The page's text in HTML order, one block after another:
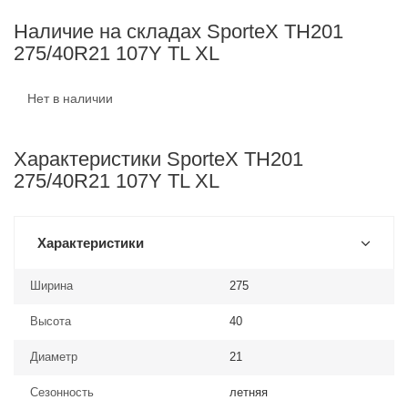
Наличие на складах SporteX TH201
275/40R21 107Y TL XL
Нет в наличии
Характеристики SporteX TH201
275/40R21 107Y TL XL
Характеристики
Ширина 275
Высота 40
Диаметр 21
Сезонность летняя